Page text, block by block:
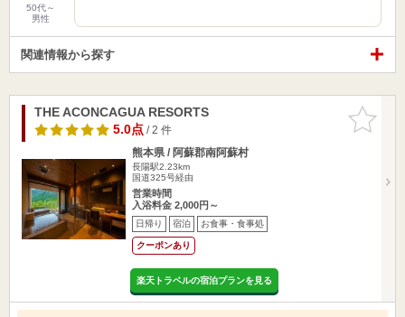
50代～
男性
関連情報から探す
お気に入
りに追加
THE ACONCAGUA RESORTS
5.0点/ 2 件
熊本県 / 阿蘇郡南阿蘇村
長陽駅2.23km
国道325号経由
営業時間
入浴料金 2,000円～
日帰り 宿泊 お食事・食事処
クーポンあり
楽天トラベルの宿泊プランを見る